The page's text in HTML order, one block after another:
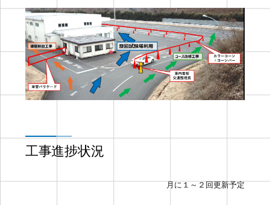
工事進捗状況
月に１～２回更新予定